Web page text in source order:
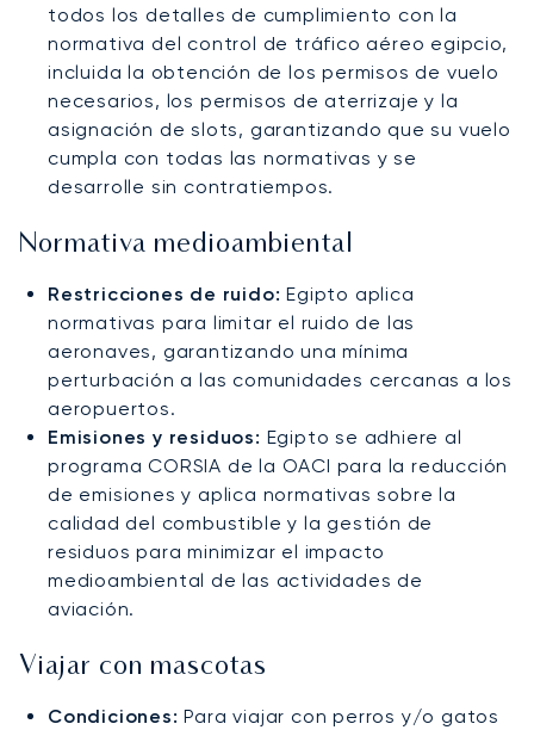
todos los detalles de cumplimiento con la
normativa del control de tráfico aéreo egipcio,
incluida la obtención de los permisos de vuelo
necesarios, los permisos de aterrizaje y la
asignación de slots, garantizando que su vuelo
cumpla con todas las normativas y se
desarrolle sin contratiempos.
Normativa medioambiental
Restricciones de ruido: Egipto aplica
normativas para limitar el ruido de las
aeronaves, garantizando una mínima
perturbación a las comunidades cercanas a los
aeropuertos.
Emisiones y residuos: Egipto se adhiere al
programa CORSIA de la OACI para la reducción
de emisiones y aplica normativas sobre la
calidad del combustible y la gestión de
residuos para minimizar el impacto
medioambiental de las actividades de
aviación.
Viajar con mascotas
Condiciones: Para viajar con perros y/o gatos